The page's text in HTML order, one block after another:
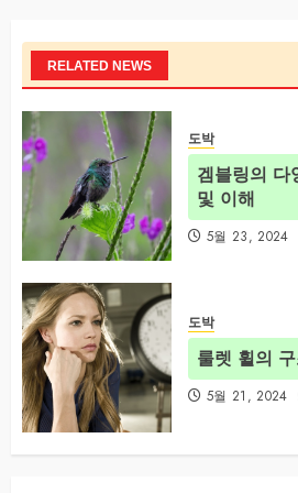
RELATED NEWS
도박
겜블링의 다
및 이해
5월 23, 2024
도박
룰렛 휠의
5월 21, 2024